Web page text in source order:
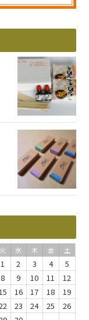
火 水 木 金 土
1 2 3 4
5
8 9 10 11
12
16 17 18
19
23 24 25
26